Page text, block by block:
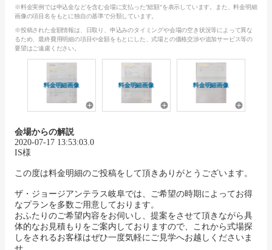
※料金実例では申込金などを含む会場に支払った"総額"を表示しています。また、料金明細
画像の項目名をもとに独自の基準で分類しています。
※投稿された金額情報は、日取り、申込みのタイミングや会場の空き状況等によって異な
るため、最終費用明細の項目や金額をもとにした、式場との価格交渉や追加サービス等の
要望はご遠慮ください。
料金明細画像 料金明細画像 料金明細画像
会場からの解説
2020-07-17 13:53:03.0
IS様
この度は料金明細のご投稿をして頂きありがとうございます。
ザ・ジョージアンテラス岐阜では、ご希望の時期によってお得
なプランを多数ご用意しております。
おふたりのご希望内容をお伺いし、提案をさせて頂きながら具
体的なお見積もりをご案内しておりますので、これから式場探
しをされるお客様はぜひ一度気軽にご見学へお越しくださいま